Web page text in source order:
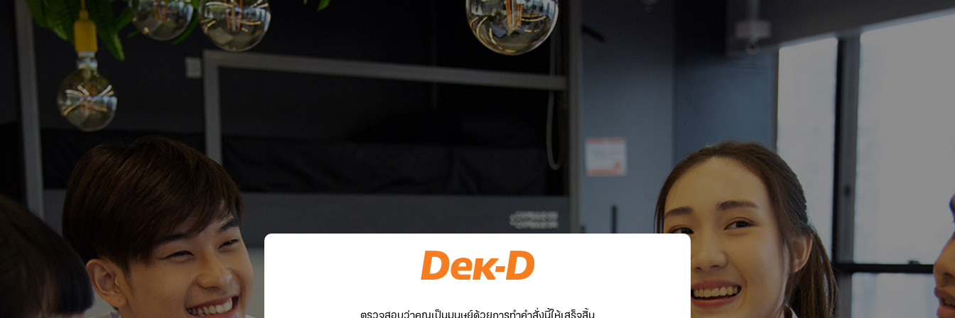
ตรวจสอบว่าคุณเป็นมนุษย์ด้วยการทำคำสั่งนี้ให้เสร็จสิ้น